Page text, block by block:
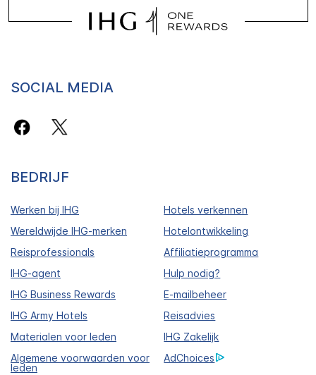
SOCIAL MEDIA
BEDRIJF
Werken bij IHG
Hotels verkennen
Wereldwijde IHG-merken
Hotelontwikkeling
Reisprofessionals
Affiliatieprogramma
IHG-agent
Hulp nodig?
IHG Business Rewards
E-mailbeheer
IHG Army Hotels
Reisadvies
Materialen voor leden
IHG Zakelijk
Algemene voorwaarden voor
leden
AdChoices